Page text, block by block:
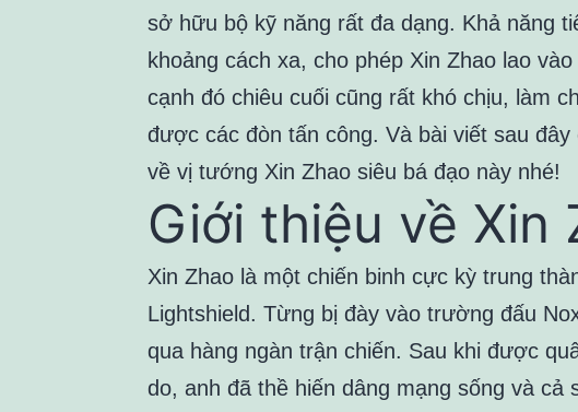
sở hữu bộ kỹ năng rất đa dạng. Khả năng
khoảng cách xa, cho phép Xin Zhao lao
cạnh đó chiêu cuối cũng rất khó chịu, làm
được các đòn tấn công. Và bài viết sau đây
về vị tướng Xin Zhao siêu bá đạo này nhé!
Giới thiệu về Xin
Xin Zhao là một chiến binh cực kỳ trung
Lightshield. Từng bị đày vào trường đấu
qua hàng ngàn trận chiến. Sau khi được
do, anh đã thề hiến dâng mạng sống và cả